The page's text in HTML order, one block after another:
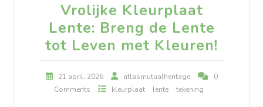
Vrolijke Kleurplaat
Lente: Breng de Lente
tot Leven met Kleuren!
21 april, 2026 atlasmutualheritage
0
Comments
kleurplaat lente tekening